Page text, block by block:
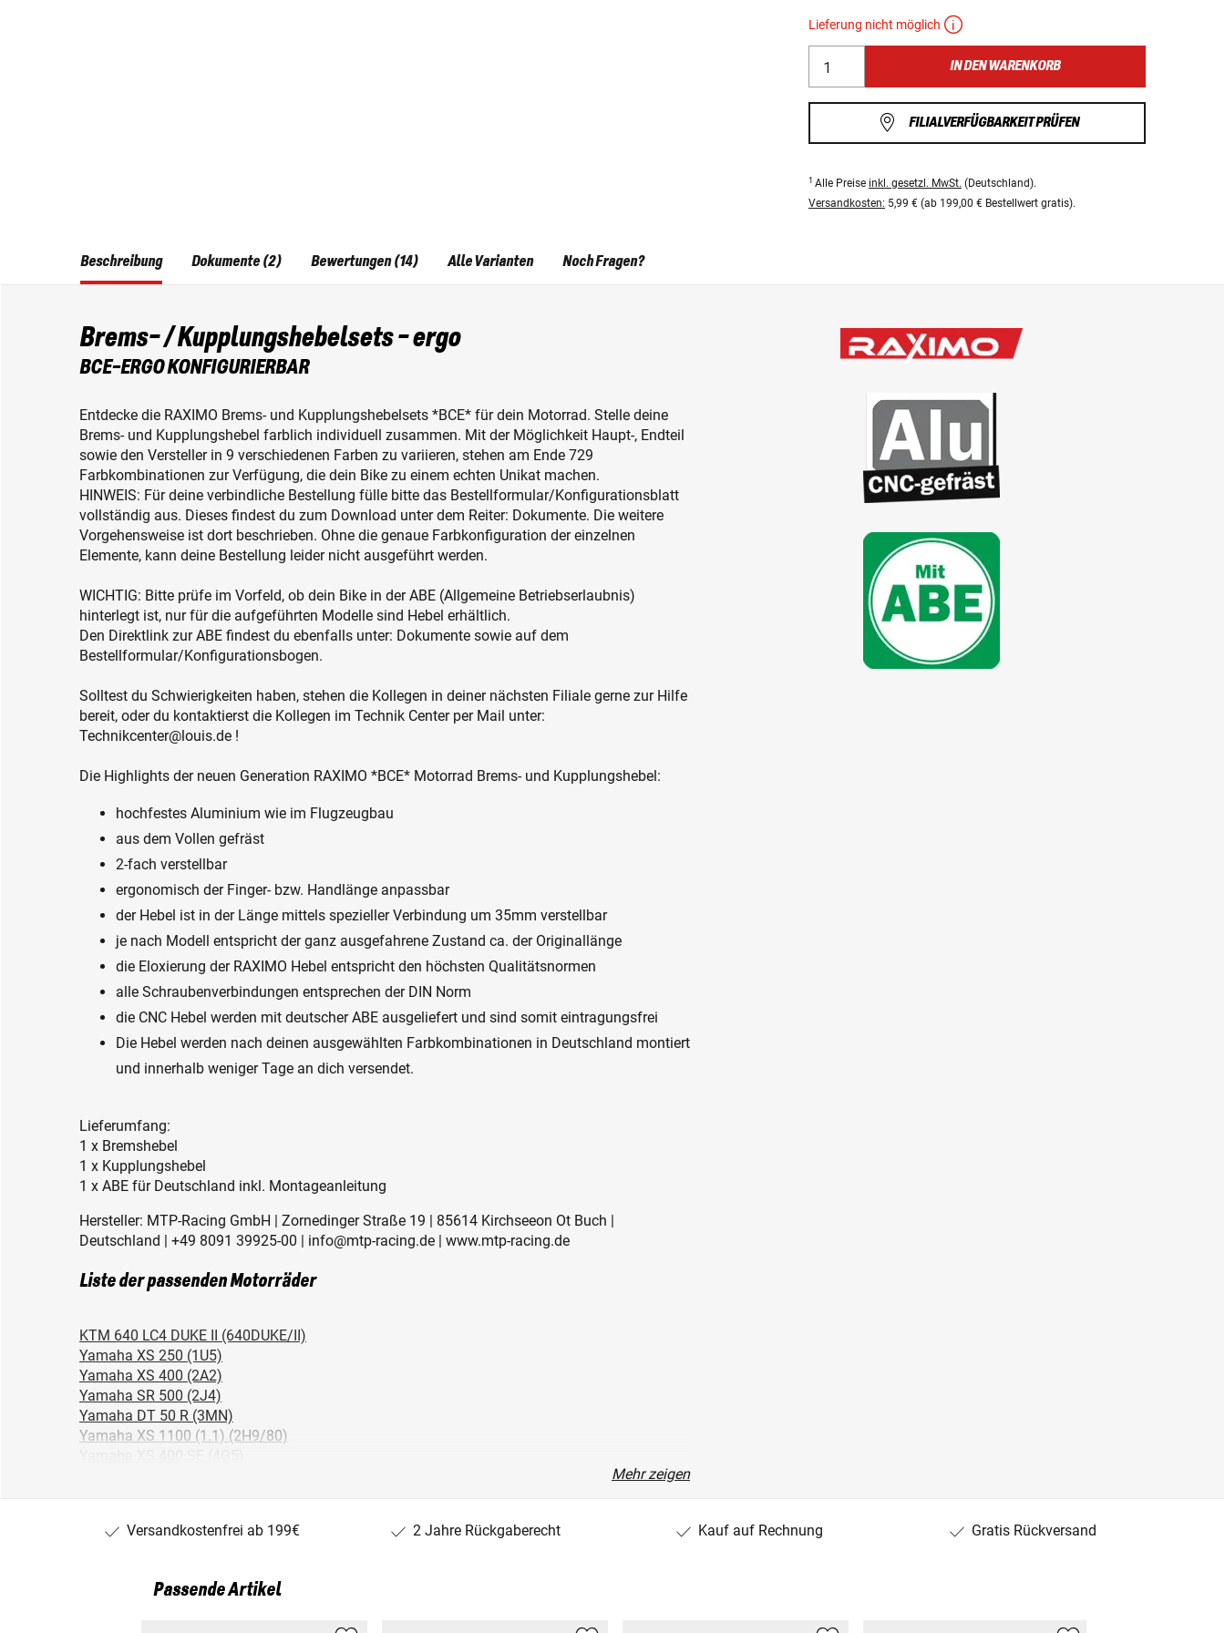
Lieferung nicht möglich
IN DEN WARENKORB
FILIALVERFÜGBARKEIT PRÜFEN
1 Alle Preise inkl. gesetzl. MwSt. (Deutschland).
Versandkosten: 5,99 € (ab 199,00 € Bestellwert gratis).
Beschreibung
Brems- / Kupplungshebelsets - ergo
BCE-ERGO KONFIGURIERBAR
Entdecke die RAXIMO Brems- und Kupplungshebelsets *BCE* für dein Motorrad. Stelle deine
Brems- und Kupplungshebel farblich individuell zusammen. Mit der Möglichkeit Haupt-, Endteil
sowie den Versteller in 9 verschiedenen Farben zu variieren, stehen am Ende 729
Farbkombinationen zur Verfügung, die dein Bike zu einem echten Unikat machen.
HINWEIS: Für deine verbindliche Bestellung fülle bitte das Bestellformular/Konfigurationsblatt
vollständig aus. Dieses findest du zum Download unter dem Reiter: Dokumente. Die weitere
Vorgehensweise ist dort beschrieben. Ohne die genaue Farbkonfiguration der einzelnen
Elemente, kann deine Bestellung leider nicht ausgeführt werden.
WICHTIG: Bitte prüfe im Vorfeld, ob dein Bike in der ABE (Allgemeine Betriebserlaubnis)
hinterlegt ist, nur für die aufgeführten Modelle sind Hebel erhältlich.
Den Direktlink zur ABE findest du ebenfalls unter: Dokumente sowie auf dem
Bestellformular/Konfigurationsbogen.
Solltest du Schwierigkeiten haben, stehen die Kollegen in deiner nächsten Filiale gerne zur Hilfe
bereit, oder du kontaktierst die Kollegen im Technik Center per Mail unter:
Technikcenter@louis.de !
Die Highlights der neuen Generation RAXIMO *BCE* Motorrad Brems- und Kupplungshebel:
hochfestes Aluminium wie im Flugzeugbau
aus dem Vollen gefräst
2-fach verstellbar
ergonomisch der Finger- bzw. Handlänge anpassbar
der Hebel ist in der Länge mittels spezieller Verbindung um 35mm verstellbar
je nach Modell entspricht der ganz ausgefahrene Zustand ca. der Originallänge
die Eloxierung der RAXIMO Hebel entspricht den höchsten Qualitätsnormen
alle Schraubenverbindungen entsprechen der DIN Norm
die CNC Hebel werden mit deutscher ABE ausgeliefert und sind somit eintragungsfrei
Die Hebel werden nach deinen ausgewählten Farbkombinationen in Deutschland montiert
und innerhalb weniger Tage an dich versendet.
Lieferumfang:
1 x Bremshebel
1 x Kupplungshebel
1 x ABE für Deutschland inkl. Montageanleitung
Hersteller: MTP-Racing GmbH | Zornedinger Straße 19 | 85614 Kirchseeon Ot Buch |
Deutschland | +49 8091 39925-00 | info@mtp-racing.de | www.mtp-racing.de
Liste der passenden Motorräder
KTM 640 LC4 DUKE II (640DUKE/II)
Yamaha XS 250 (1U5)
Yamaha XS 400 (2A2)
Yamaha SR 500 (2J4)
Yamaha DT 50 R (3MN)
Yamaha XS 1100 (1.1) (2H9/80)
Yamaha XJ 650 (4K0)
Yamaha RD 250 LC (4L1)
Yamaha DT 80 LC2 (53V)
Mehr zeigen
Dokumente (2) Bewertungen (14) Alle Varianten Noch Fragen?
Versandkostenfrei ab 199€ 2 Jahre Rückgaberecht Kauf auf Rechnung Gratis Rückversand
Passende Artikel